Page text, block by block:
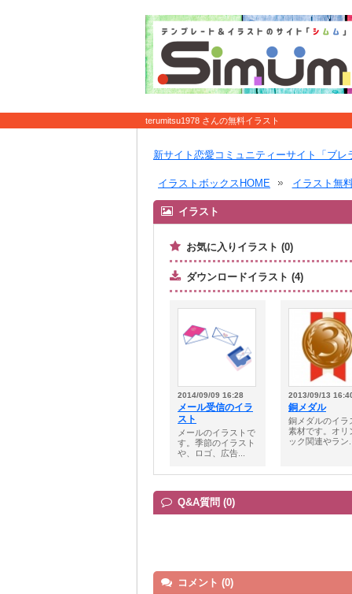
terumitsu1978 さんの無料イラスト
新サイト恋愛コミュニティーサイト「ブレ
イラストボックスHOME イラスト無
イラスト
お気に入りイラスト (0)
ダウンロードイラスト (4)
2014/09/09 16:28
メール受信のイラ
スト
メールのイラストで
す。季節のイラスト
や、ロゴ、広告...
2013/09/13
銅メダル
銅メダルのイラ
素材です。オリ
ック関連やラン
Q&A質問 (0)
コメント (0)